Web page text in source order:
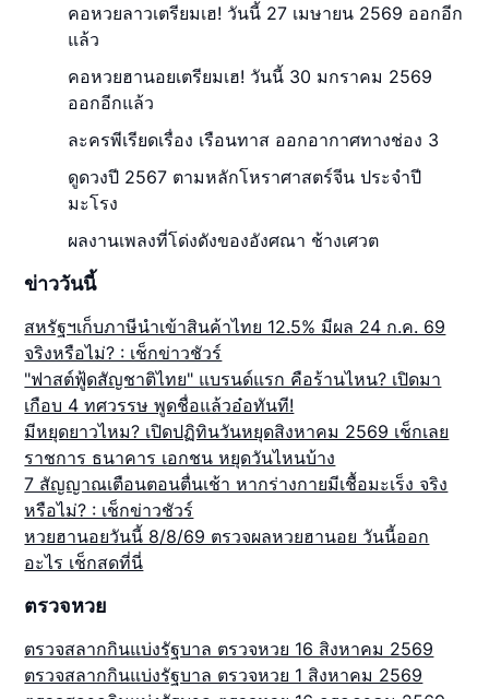
คอหวยลาวเตรียมเฮ! วันนี้ 27 เมษายน 2569 ออกอีก
แล้ว
คอหวยฮานอยเตรียมเฮ! วันนี้ 30 มกราคม 2569
ออกอีกแล้ว
ละครพีเรียดเรื่อง เรือนทาส ออกอากาศทางช่อง 3
ดูดวงปี 2567 ตามหลักโหราศาสตร์จีน ประจำปี
มะโรง
ผลงานเพลงที่โด่งดังของอังศณา ช้างเศวต
ข่าววันนี้
สหรัฐฯเก็บภาษีนำเข้าสินค้าไทย 12.5% มีผล 24 ก.ค. 69
จริงหรือไม่? : เช็กข่าวชัวร์
"ฟาสต์ฟู้ดสัญชาติไทย" แบรนด์แรก คือร้านไหน? เปิดมา
เกือบ 4 ทศวรรษ พูดชื่อแล้วอ๋อทันที!
มีหยุดยาวไหม? เปิดปฏิทินวันหยุดสิงหาคม 2569 เช็กเลย
ราชการ ธนาคาร เอกชน หยุดวันไหนบ้าง
7 สัญญาณเตือนตอนตื่นเช้า หากร่างกายมีเชื้อมะเร็ง จริง
หรือไม่? : เช็กข่าวชัวร์
หวยฮานอยวันนี้ 8/8/69 ตรวจผลหวยฮานอย วันนี้ออก
อะไร เช็กสดที่นี่
ตรวจหวย
ตรวจสลากกินแบ่งรัฐบาล ตรวจหวย 16 สิงหาคม 2569
ตรวจสลากกินแบ่งรัฐบาล ตรวจหวย 1 สิงหาคม 2569